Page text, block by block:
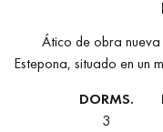
Ático de obra
Estepona, situado en un
DORMS.
3